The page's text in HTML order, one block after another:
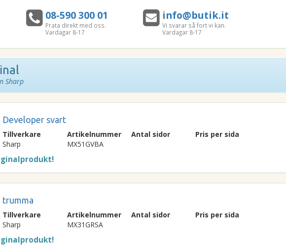
08-590 300 01
Prata direkt med oss.
Vardagar 8-17
info@butik.it
Vi svarar så fort vi kan.
Vardagar 8-17
Sharp
Developer svart
Tillverkare
Sharp
Artikelnummer
MX51GVBA
Antal sidor Pris per sida
trumma
Tillverkare
Sharp
Artikelnummer
MX31GRSA
Antal sidor Pris per sida